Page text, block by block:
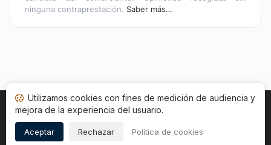
ninguna contraprestación. Saber más…
Inicio Estado opiniones Categorías
Copyright © 2026
Utilizamos cookies con fines de medición de audiencia y
mejora de la experiencia del usuario.
Aceptar Rechazar Política de cookies